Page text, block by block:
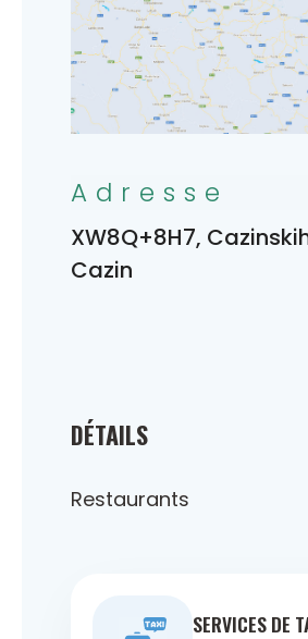
DÉTAILS
Restaurants
SERVICES DE
Adresse
XW8Q+8H7,
Cazin